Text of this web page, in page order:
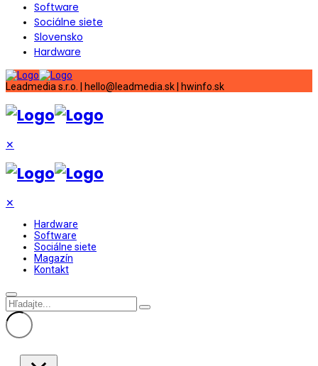
Software
Sociálne siete
Slovensko
Hardware
Leadmedia s.r.o. | hello@leadmedia.sk | hwinfo.sk
✕
✕
Hardware
Software
Sociálne siete
Magazín
Kontakt